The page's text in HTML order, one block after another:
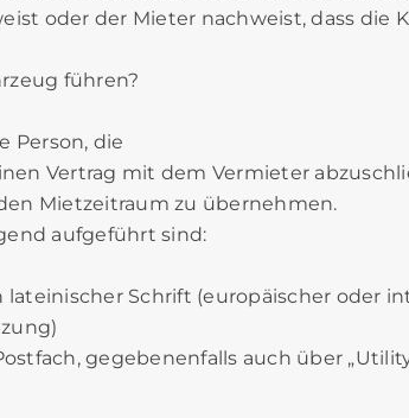
oder der Mieter nachweist, dass die
führen?
Person, die
Vertrag mit dem Vermieter
Mietzeitraum zu übernehmen.
aufgeführt sind:
Schrift (europäischer oder
gegebenenfalls auch über „Utility